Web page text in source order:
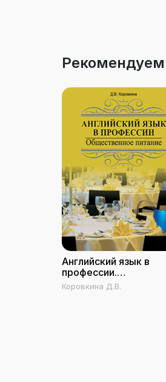
Английский язык в
профессии.
Общественное
Коровкина Д.В.